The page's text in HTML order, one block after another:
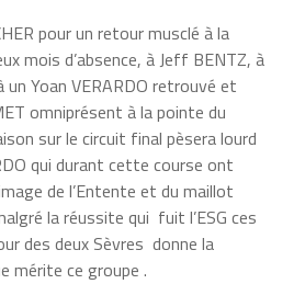
pour un retour musclé à la
mois d’absence, à Jeff BENTZ, à
un Yoan VERARDO retrouvé et
omniprésent à la pointe du
sur le circuit final pèsera lourd
qui durant cette course ont
de l’Entente et du maillot
la réussite qui fuit l’ESG ces
des deux Sèvres donne la
mérite ce groupe .